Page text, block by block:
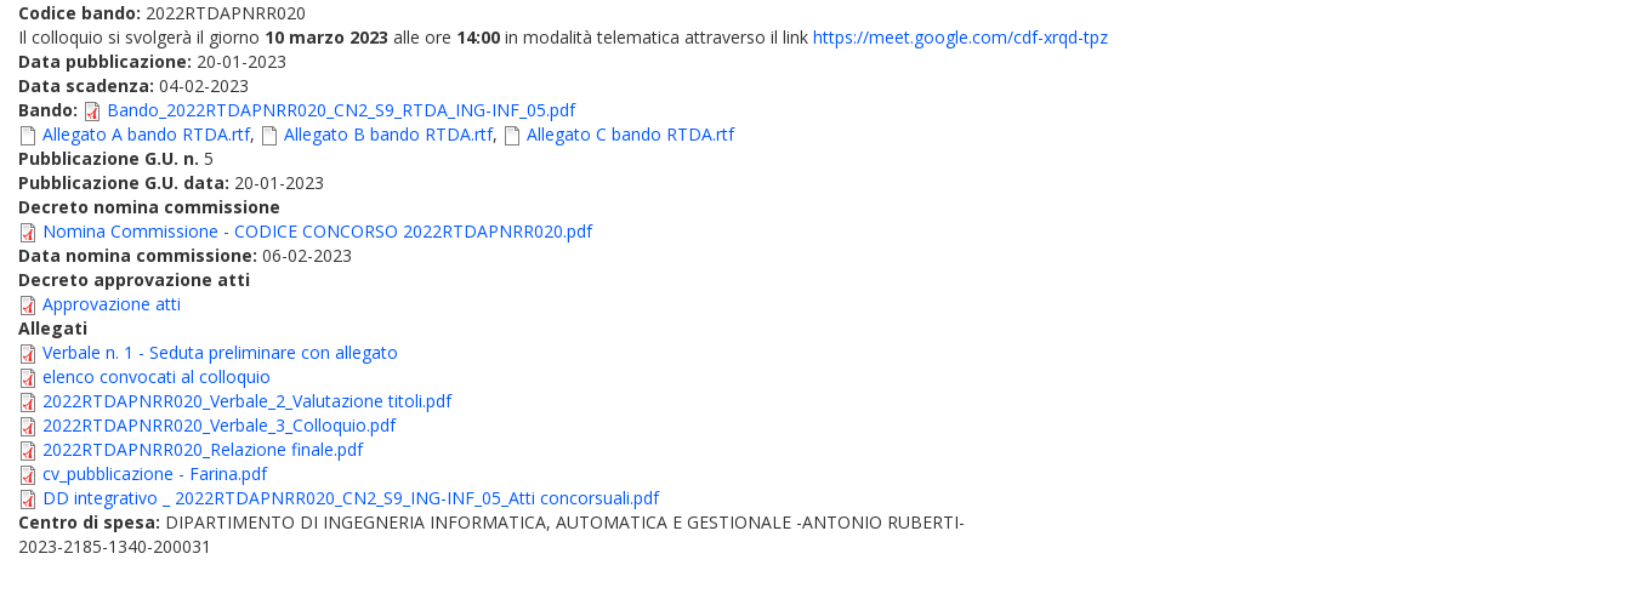
Codice bando: 2022RTDAPNRR020
Il colloquio si svolgerà il giorno 10 marzo 2023 alle ore 14:00 in modalità telematica attraverso il link https://meet.google.com/cdf-xrqd-tpz
Data pubblicazione: 20-01-2023
Data scadenza: 04-02-2023
Bando:
Bando_2022RTDAPNRR020_CN2_S9_RTDA_ING-INF_05.pdf
Allegato A bando RTDA.rtf, Allegato B bando RTDA.rtf,
Allegato C bando RTDA.rtf
Pubblicazione G.U. n. 5
Pubblicazione G.U. data: 20-01-2023
Decreto nomina commissione
Nomina Commissione - CODICE CONCORSO 2022RTDAPNRR020.pdf
Data nomina commissione: 06-02-2023
Decreto approvazione atti
Approvazione atti
Allegati
Verbale n. 1 - Seduta preliminare con allegato
elenco convocati al colloquio
2022RTDAPNRR020_Verbale_2_Valutazione titoli.pdf
2022RTDAPNRR020_Verbale_3_Colloquio.pdf
2022RTDAPNRR020_Relazione finale.pdf
cv_pubblicazione - Farina.pdf
DD integrativo _ 2022RTDAPNRR020_CN2_S9_ING-INF_05_Atti concorsuali.pdf
Centro di spesa: DIPARTIMENTO DI INGEGNERIA INFORMATICA, AUTOMATICA E GESTIONALE -ANTONIO RUBERTI-
2023-2185-1340-200031